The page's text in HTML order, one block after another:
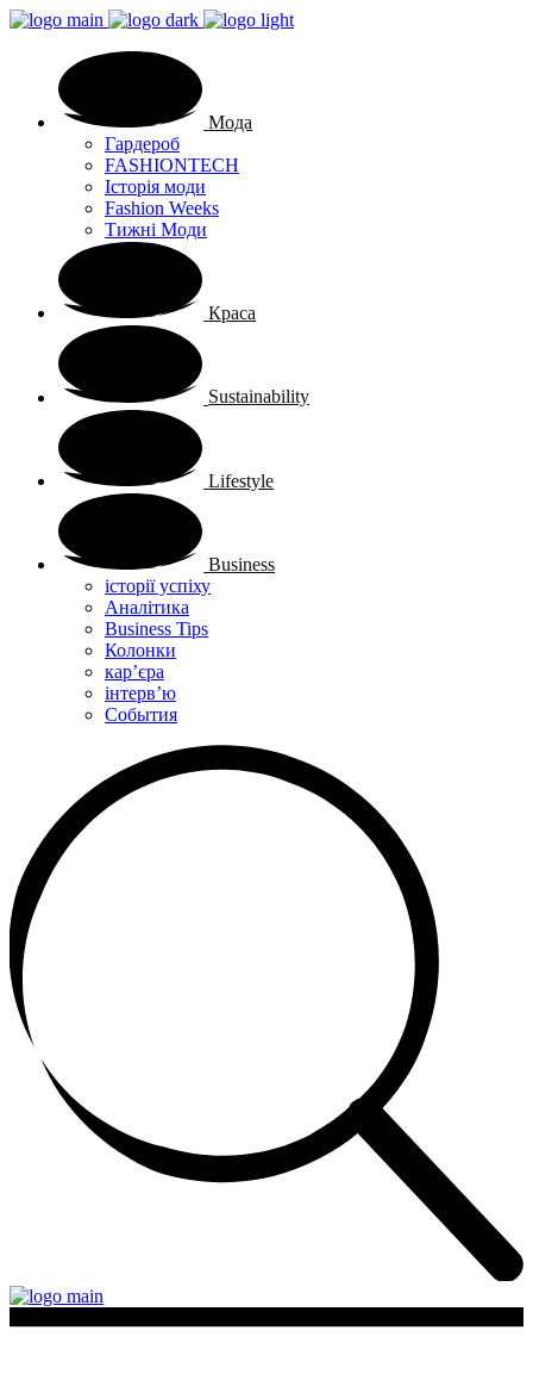
Мода
Гардероб
FASHIONTECH
Історія моди
Fashion Weeks
Тижні Моди
Краса
Sustainability
Lifestyle
Business
історії успіху
Аналітика
Business Tips
Колонки
кар’єра
інтерв’ю
Cобытия